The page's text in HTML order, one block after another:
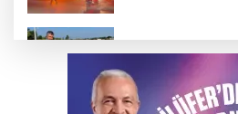
Büyükşehir’den